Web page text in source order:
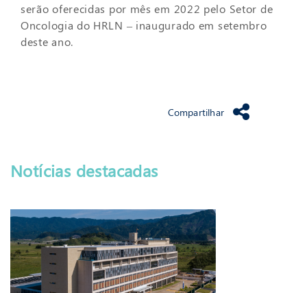
serão oferecidas por mês em 2022 pelo Setor de
Oncologia do HRLN – inaugurado em setembro
deste ano.
Compartilhar
Notícias destacadas